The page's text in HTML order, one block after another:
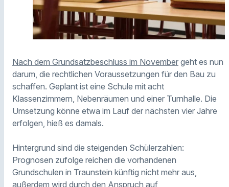
Nach dem Grundsatzbeschluss im November geht es nun
darum, die rechtlichen Voraussetzungen für den Bau zu
schaffen. Geplant ist eine Schule mit acht
Klassenzimmern, Nebenräumen und einer Turnhalle. Die
Umsetzung könne etwa im Lauf der nächsten vier Jahre
erfolgen, hieß es damals.
Hintergrund sind die steigenden Schülerzahlen:
Prognosen zufolge reichen die vorhandenen
Grundschulen in Traunstein künftig nicht mehr aus,
außerdem wird durch den Anspruch auf